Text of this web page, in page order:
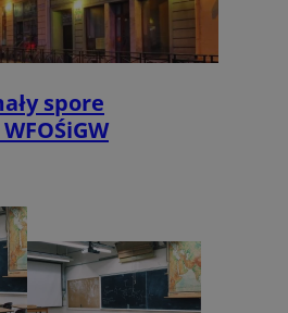
spore